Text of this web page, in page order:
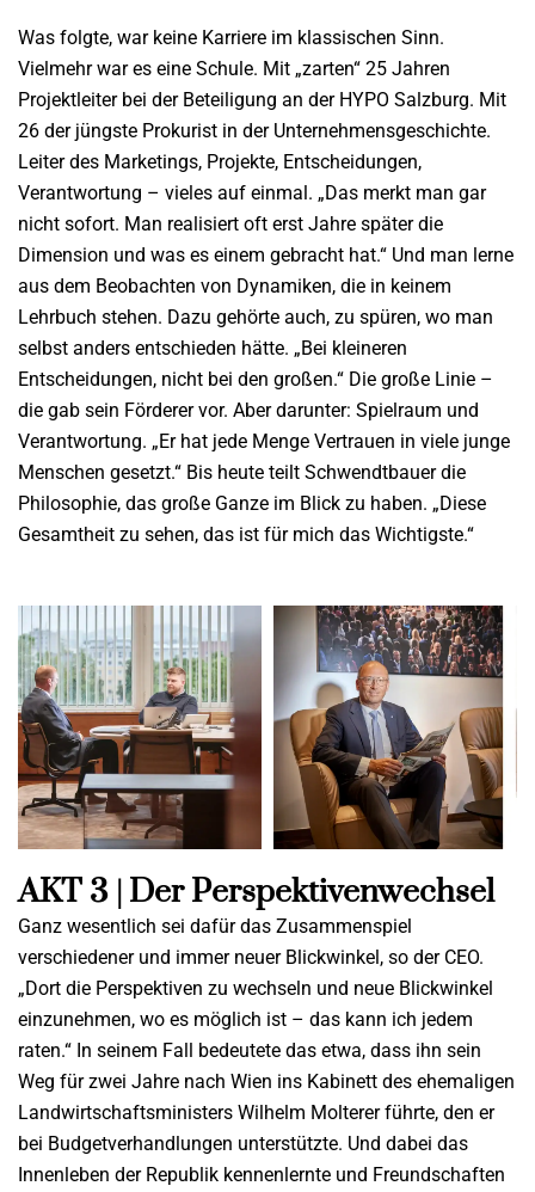
Was folgte, war keine Karriere im klassischen Sinn.
Vielmehr war es eine Schule. Mit „zarten“ 25 Jahren
Projektleiter bei der Beteiligung an der HYPO Salzburg. Mit
26 der jüngste Prokurist in der Unternehmensgeschichte.
Leiter des Marketings, Projekte, Entscheidungen,
Verantwortung – vieles auf einmal. „Das merkt man gar
nicht sofort. Man realisiert oft erst Jahre später die
Dimension und was es einem gebracht hat.“ Und man lerne
aus dem Beobachten von Dynamiken, die in keinem
Lehrbuch stehen. Dazu gehörte auch, zu spüren, wo man
selbst anders entschieden hätte. „Bei kleineren
Entscheidungen, nicht bei den großen.“ Die große Linie –
die gab sein Förderer vor. Aber darunter: Spielraum und
Verantwortung. „Er hat jede Menge Vertrauen in viele junge
Menschen gesetzt.“ Bis heute teilt Schwendtbauer die
Philosophie, das große Ganze im Blick zu haben. „Diese
Gesamtheit zu sehen, das ist für mich das Wichtigste.“
AKT 3 | Der Perspektivenwechsel
Ganz wesentlich sei dafür das Zusammenspiel
verschiedener und immer neuer Blickwinkel, so der CEO.
„Dort die Perspektiven zu wechseln und neue Blickwinkel
einzunehmen, wo es möglich ist – das kann ich jedem
raten.“ In seinem Fall bedeutete das etwa, dass ihn sein
Weg für zwei Jahre nach Wien ins Kabinett des ehemaligen
Landwirtschaftsministers Wilhelm Molterer führte, den er
bei Budgetverhandlungen unterstützte. Und dabei das
Innenleben der Republik kennenlernte und Freundschaften